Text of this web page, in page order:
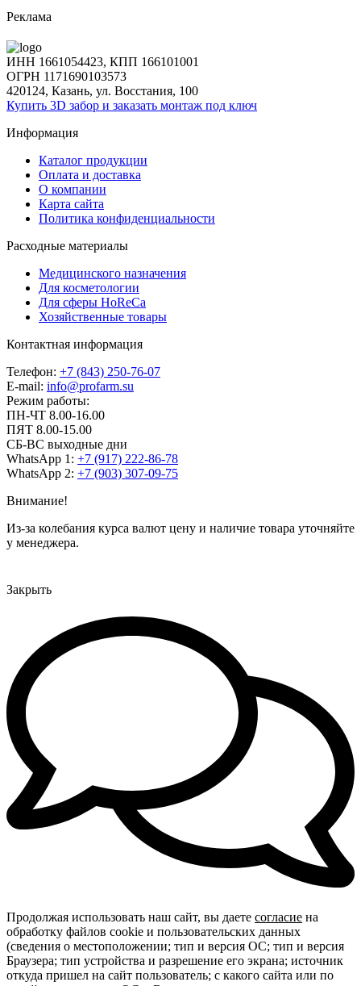
Реклама
ИНН 1661054423, КПП 166101001
ОГРН 1171690103573
420124, Казань, ул. Восстания, 100
Купить 3D забор и заказать монтаж под ключ
Информация
Каталог продукции
Оплата и доставка
О компании
Карта сайта
Политика конфиденциальности
Расходные материалы
Медицинского назначения
Для косметологии
Для сферы HoReCa
Хозяйственные товары
Контактная информация
Телефон: +7 (843) 250-76-07
E-mail: info@profarm.su
Режим работы:
ПН-ЧТ 8.00-16.00
ПЯТ 8.00-15.00
СБ-ВС выходные дни
WhatsApp 1: +7 (917) 222-86-78
WhatsApp 2: +7 (903) 307-09-75
Внимание!
Из-за колебания курса валют цену и наличие товара уточняйте
у менеджера.
Закрыть
Продолжая использовать наш сайт, вы даете согласие на
обработку файлов cookie и пользовательских данных
(сведения о местоположении; тип и версия ОС; тип и версия
Браузера; тип устройства и разрешение его экрана; источник
откуда пришел на сайт пользователь; с какого сайта или по